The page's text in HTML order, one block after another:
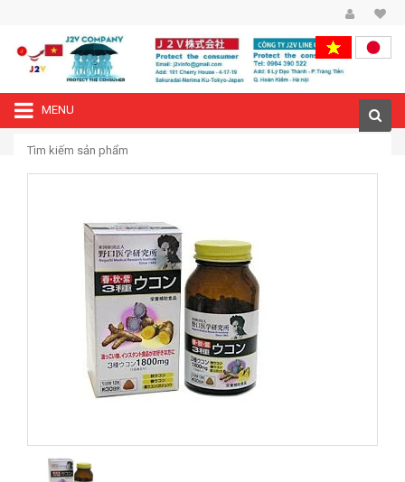
MENU
Viên uống giải độc tố ganThree Turmerics Noguchi 240 viên